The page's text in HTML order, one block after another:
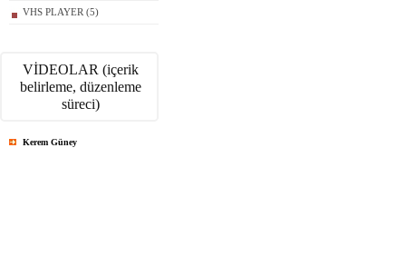
VHS PLAYER (5)
VİDEOLAR (içerik
belirleme, düzenleme
süreci)
Kerem Güney